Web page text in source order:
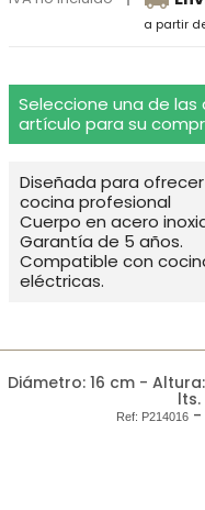
a partir
Seleccione una de
artículo para su
Diseñada para
cocina profesional
Cuerpo en acero
Garantía de 5 años.
Compatible con
eléctricas.
Diámetro: 16 cm -
lts.
Ref: P214016 -